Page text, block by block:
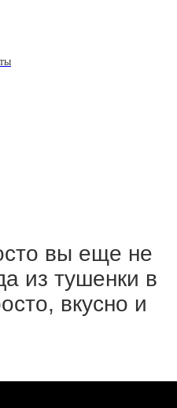
вы еще не
из тушенки в
вкусно и